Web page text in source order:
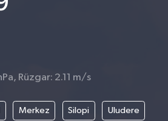
Rüzgar: 2.11 m/s
Merkez Silopi Uludere